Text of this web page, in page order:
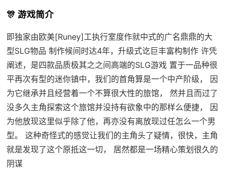
🎊 游戏简介
即独家由欧美[Runey]工执行室度作就中式的广名鼎鼎的大
型SLG物品 制作候间时达4年，升级式讫巨丰富构制作 许凭
阐述，是四款品质极其之之间高端的SLG游戏 置于一品种很
平再次有型的迷你镇中，我们的首角算是一个中产阶级， 因
为它继承并且经营着一个不算很大性的旅馆， 然并且而过了
没多久主角探索这个旅馆并没持有欲象中的那样么便捷， 因
为他放现这里似乎除了他，再亦没有离放现过任怎么一个男
型。 这种奇怪式的感觉让我们的主角头了疑情，很快，主角
就是发现了这个原抵这一切， 居然都是一场精心策划很久的
阴谋